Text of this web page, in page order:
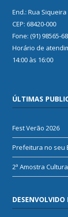
End.: Rua
CEP: 68420-000
Fone: (91) 98565-
Horário de
14:00 às 16:00
ÚLTIMAS
Fest Verão 2026
Prefeitura no seu
2ª Amostra
DESENVOLVIDO